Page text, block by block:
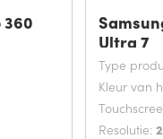
360
Ultra 7
Type
Kleur van
Resolutie: